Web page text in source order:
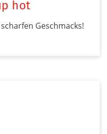
hot
Geschmacks!